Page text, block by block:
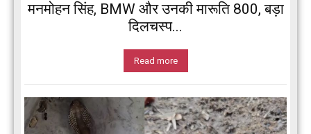
मनमोहन सिंह, BMW और उनकी मारूति 800, बड़ा
दिलचस्प...
Read more